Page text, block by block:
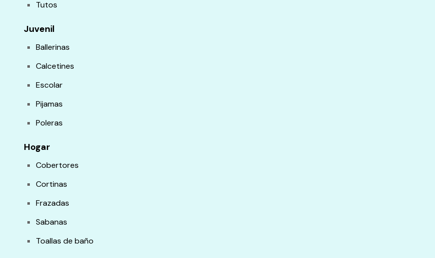
Tutos
Juvenil
Ballerinas
Calcetines
Escolar
Pijamas
Poleras
Hogar
Cobertores
Cortinas
Frazadas
Sabanas
Toallas de baño